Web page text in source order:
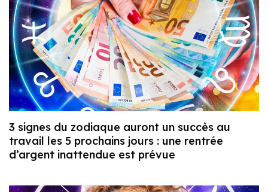
3 signes du zodiaque auront un succès au
travail les 5 prochains jours : une rentrée
d’argent inattendue est prévue